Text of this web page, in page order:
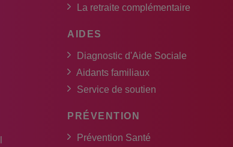
La retraite complémentaire
AIDES
Diagnostic d'Aide Sociale
Aidants familiaux
Service de soutien
PRÉVENTION
Prévention Santé